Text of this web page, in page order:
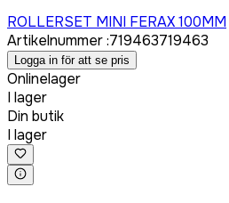
ROLLERSET MINI FERAX 100MM
Artikelnummer:719463719463
Logga in för att se pris
Onlinelager
I lager
Din butik
I lager